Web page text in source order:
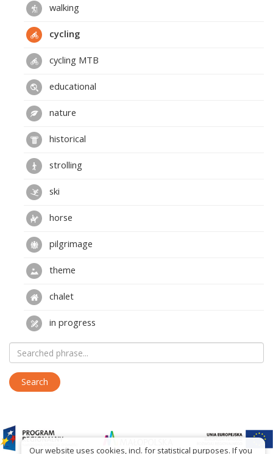
walking
cycling
cycling MTB
educational
nature
historical
strolling
ski
horse
pilgrimage
theme
chalet
in progress
Our website uses cookies, incl. for statistical purposes. If you